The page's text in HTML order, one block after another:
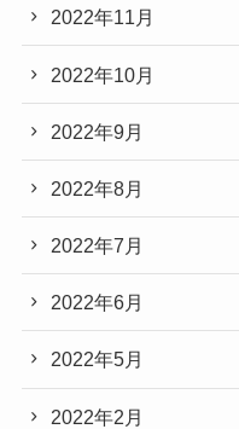
2022年11月
2022年10月
2022年9月
2022年8月
2022年7月
2022年6月
2022年5月
2022年2月